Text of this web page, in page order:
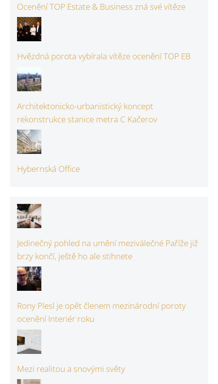
Ocenění TOP Estate & Business zná své vítěze
Hvězdná porota vybírala vítěze ocenění TOP EB
Architektonicko-urbanistický koncept
rekonstrukce stanice metra C Kačerov
Hybernská Office
Jedinečný pohled na umění meziválečné Paříže již
brzy končí, ještě ho ale stihnete
Rony Plesl je opět členem mezinárodní poroty
ocenění Interiér roku
Mezi realitou a snovými světy